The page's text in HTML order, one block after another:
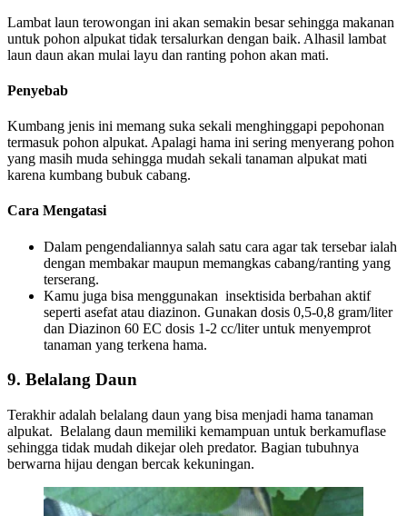
Lambat laun terowongan ini akan semakin besar sehingga makanan
untuk pohon alpukat tidak tersalurkan dengan baik. Alhasil lambat
laun daun akan mulai layu dan ranting pohon akan mati.
Penyebab
Kumbang jenis ini memang suka sekali menghinggapi pepohonan
termasuk pohon alpukat. Apalagi hama ini sering menyerang pohon
yang masih muda sehingga mudah sekali tanaman alpukat mati
karena kumbang bubuk cabang.
Cara Mengatasi
Dalam pengendaliannya salah satu cara agar tak tersebar ialah
dengan membakar maupun memangkas cabang/ranting yang
terserang.
Kamu juga bisa menggunakan insektisida berbahan aktif
seperti asefat atau diazinon. Gunakan dosis 0,5-0,8 gram/liter
dan Diazinon 60 EC dosis 1-2 cc/liter untuk menyemprot
tanaman yang terkena hama.
9. Belalang Daun
Terakhir adalah belalang daun yang bisa menjadi hama tanaman
alpukat. Belalang daun memiliki kemampuan untuk berkamuflase
sehingga tidak mudah dikejar oleh predator. Bagian tubuhnya
berwarna hijau dengan bercak kekuningan.